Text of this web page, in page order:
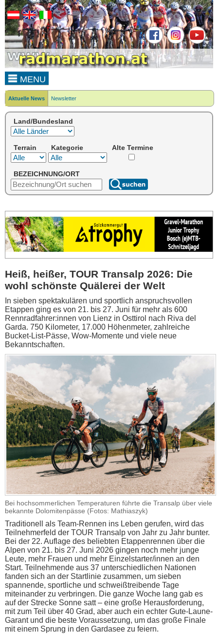
MENU
Aktuelle News Newsletter
Land/Bundesland
Terrain Kategorie Alte Termine
BEZEICHNUNG/ORT
Heiß, heißer, TOUR Transalp 2026: Die
wohl schönste Quälerei der Welt
In sieben spektakulären und sportlich anspruchsvollen
Etappen ging es von 21. bis 27. Juni für mehr als 600
Rennradfahrer:innen von Lienz in Osttirol nach Riva del
Garda. 750 Kilometer, 17.000 Höhenmeter, zahlreiche
Bucket-List-Pässe, Wow-Momente und viele neue
Bekanntschaften.
Bei hochsommerlichen Temperaturen führte die Transalp über viele
bekannte Dolomitenpässe (Fotos: Mathiaszyk)
Traditionell als Team-Rennen ins Leben gerufen, wird das
Teilnehmerfeld der TOUR Transalp von Jahr zu Jahr bunter.
Bei der 22. Auflage des beliebten Etappenrennen über die
Alpen von 21. bis 27. Juni 2026 gingen noch mehr junge
Leute, mehr Frauen und mehr Einzelstarter/innen an den
Start. Teilnehmende aus 37 unterschiedlichen Nationen
fanden sich an der Startlinie zusammen, um sieben
spannende, sportliche und schweißtreibende Tage
miteinander zu verbringen. Die ganze Woche lang gab es
auf der Strecke Sonne satt – eine große Herausforderung,
mit zum Teil über 40 Grad, aber auch ein echter Gute-Laune-
Garant und die beste Voraussetzung, um das große Finale
mit einem Sprung in den Gardasee zu feiern.